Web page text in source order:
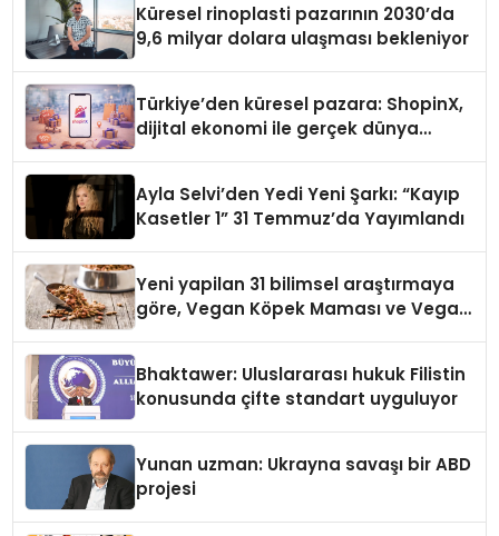
Küresel rinoplasti pazarının 2030’da
9,6 milyar dolara ulaşması bekleniyor
Türkiye’den küresel pazara: ShopinX,
dijital ekonomi ile gerçek dünya
Ayla Selvi’den Yedi Yeni Şarkı: “Kayıp
Kasetler 1” 31 Temmuz’da Yayımlandı
Yeni yapilan 31 bilimsel araştırmaya
göre, Vegan Köpek Maması ve Vegan
Bhaktawer: Uluslararası hukuk Filistin
konusunda çifte standart uyguluyor
Yunan uzman: Ukrayna savaşı bir ABD
projesi